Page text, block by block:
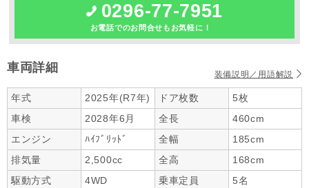
0296-77-7951
お電話でのお問合せもお気軽に！
車両詳細 装備説明／用語解説
年式 2025年(R7年) ドア枚数
5枚
車検
2028年6月 全長
460cm
エンジン
ﾊｲﾌﾞﾘｯﾄﾞ 全幅
185cm
排気量
2,500cc 全高
168cm
駆動方式
4WD 乗車定員
5名